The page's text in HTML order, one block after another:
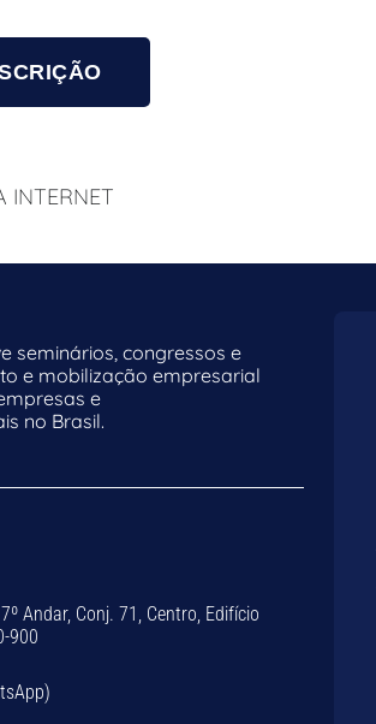
INTERNET
seminários, congressos e
e mobilização empresarial
e
no Brasil.
Andar, Conj. 71, Centro, Edifício
900